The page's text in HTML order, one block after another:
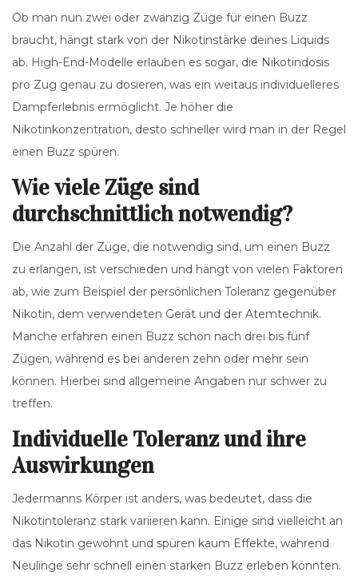
Ob man nun zwei oder zwanzig Züge für einen Buzz
braucht, hängt stark von der Nikotinstärke deines Liquids
ab. High-End-Modelle erlauben es sogar, die Nikotindosis
pro Zug genau zu dosieren, was ein weitaus individuelleres
Dampferlebnis ermöglicht. Je höher die
Nikotinkonzentration, desto schneller wird man in der Regel
einen Buzz spüren.
Wie viele Züge sind
durchschnittlich notwendig?
Die Anzahl der Züge, die notwendig sind, um einen Buzz
zu erlangen, ist verschieden und hängt von vielen Faktoren
ab, wie zum Beispiel der persönlichen Toleranz gegenüber
Nikotin, dem verwendeten Gerät und der Atemtechnik.
Manche erfahren einen Buzz schon nach drei bis fünf
Zügen, während es bei anderen zehn oder mehr sein
können. Hierbei sind allgemeine Angaben nur schwer zu
treffen.
Individuelle Toleranz und ihre
Auswirkungen
Jedermanns Körper ist anders, was bedeutet, dass die
Nikotintoleranz stark variieren kann. Einige sind vielleicht an
das Nikotin gewöhnt und spüren kaum Effekte, während
Neulinge sehr schnell einen starken Buzz erleben könnten.